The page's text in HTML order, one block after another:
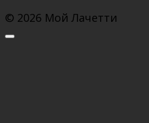
© 2026 Мой Лачетти